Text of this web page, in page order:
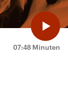
07:48 Minuten